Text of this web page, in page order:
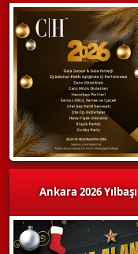
Ankara 2026 Yılbaşı